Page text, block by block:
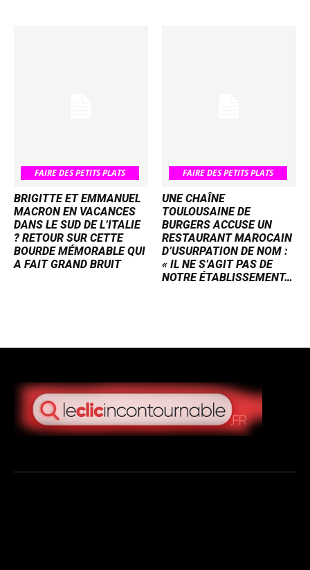
FAIRE DES PETITS PLATS
BRIGITTE ET EMMANUEL
MACRON EN VACANCES
DANS LE SUD DE L’ITALIE
? RETOUR SUR CETTE
BOURDE MÉMORABLE QUI
A FAIT GRAND BRUIT
FAIRE DES PETITS PLATS
UNE CHAÎNE
TOULOUSAINE DE
BURGERS ACCUSE UN
RESTAURANT MAROCAIN
D’USURPATION DE NOM :
« IL NE S’AGIT PAS DE
NOTRE ÉTABLISSEMENT…